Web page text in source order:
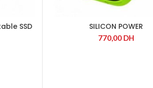
SSD
SILICON POWER
770,00 DH